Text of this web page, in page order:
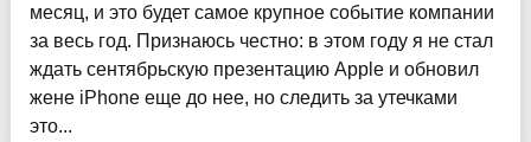
месяц, и это будет самое крупное событие компании
за весь год. Признаюсь честно: в этом году я не стал
ждать сентябрьскую презентацию Apple и обновил
жене iPhone еще до нее, но следить за утечками
это...